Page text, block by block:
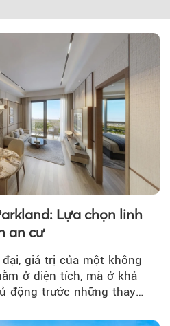
Lựa chọn linh
an cư
giá trị của một không
ở diện tích, mà ở khả
động trước những thay